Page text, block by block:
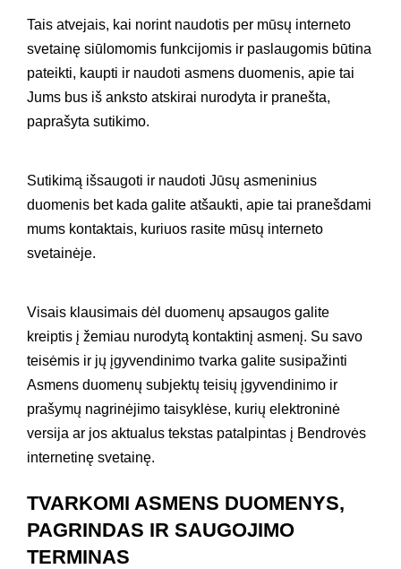
Tais atvejais, kai norint naudotis per mūsų interneto
svetainę siūlomomis funkcijomis ir paslaugomis būtina
pateikti, kaupti ir naudoti asmens duomenis, apie tai
Jums bus iš anksto atskirai nurodyta ir pranešta,
paprašyta sutikimo.
Sutikimą išsaugoti ir naudoti Jūsų asmeninius
duomenis bet kada galite atšaukti, apie tai pranešdami
mums kontaktais, kuriuos rasite mūsų interneto
svetainėje.
Visais klausimais dėl duomenų apsaugos galite
kreiptis į žemiau nurodytą kontaktinį asmenį. Su savo
teisėmis ir jų įgyvendinimo tvarka galite susipažinti
Asmens duomenų subjektų teisių įgyvendinimo ir
prašymų nagrinėjimo taisyklėse, kurių elektroninė
versija ar jos aktualus tekstas patalpintas į Bendrovės
internetinę svetainę.
TVARKOMI ASMENS DUOMENYS,
PAGRINDAS IR SAUGOJIMO
TERMINAS